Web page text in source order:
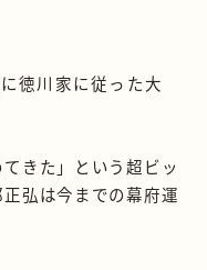
徳川家に従った大
きた」という超ビッ
弘は今までの幕府運